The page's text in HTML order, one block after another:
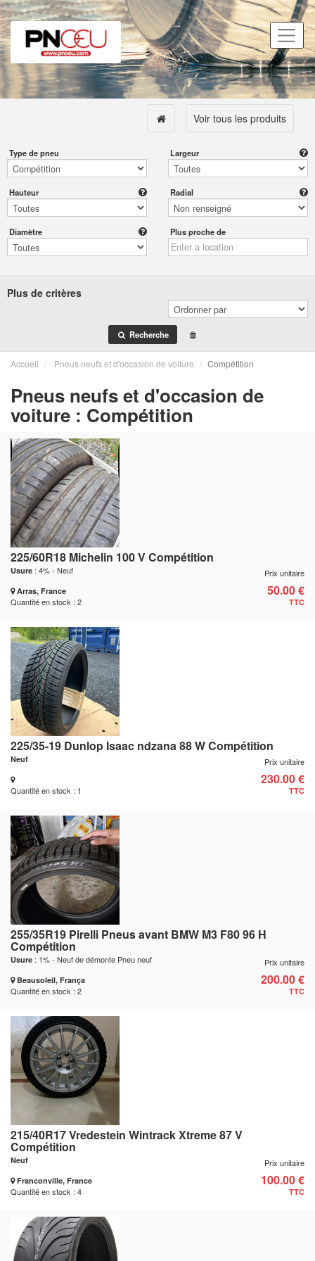
Voir tous les produits
Type de pneu Largeur
Hauteur Radial
Diamètre Plus proche de
Plus de critères
Recherche
Accueil Pneus neufs et d'occasion de voiture Compétition
Pneus neufs et d'occasion de
voiture : Compétition
225/60R18 Michelin 100 V Compétition
Usure : 4% - Neuf
Arras, France
Quantité en stock : 2
Prix unitaire
50.00 €
TTC
225/35-19 Dunlop Isaac ndzana 88 W Compétition
Neuf
Quantité en stock : 1
Prix unitaire
230.00 €
TTC
255/35R19 Pirelli Pneus avant BMW M3 F80 96 H
Compétition
Usure : 1% - Neuf de démonte Pneu neuf
Beausoleil, França
Quantité en stock : 2
Prix unitaire
200.00 €
TTC
215/40R17 Vredestein Wintrack Xtreme 87 V
Compétition
Neuf
Franconville, France
Quantité en stock : 4
Prix unitaire
100.00 €
TTC